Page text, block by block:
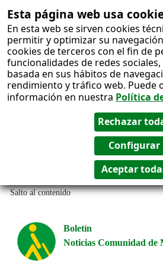
Esta página web usa
En esta web se sirven cookies
permitir y optimizar su
cookies de terceros con el fin de
funcionalidades de redes
basada en sus hábitos de
rendimiento y tráfico web. Puede
información en nuestra Política
Salto al contenido
Boletín
Noticias Comunidad de